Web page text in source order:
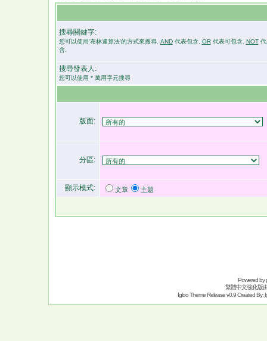
搜尋關鍵字:
您可以使用'布林運算法'的方式來搜尋. AND代表包含. OR代表可包含. NOT代
含.
搜尋發表人:
您可以使用 * 萬用字元搜尋
版面:
分區:
顯示模式: 文章 主題
Powered by
繁體中文強化版
Igloo Theme Release v0.9 Created By: